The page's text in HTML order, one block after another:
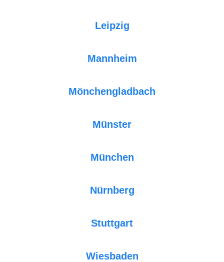
Leipzig
Mannheim
Mönchengladbach
Münster
München
Nürnberg
Stuttgart
Wiesbaden